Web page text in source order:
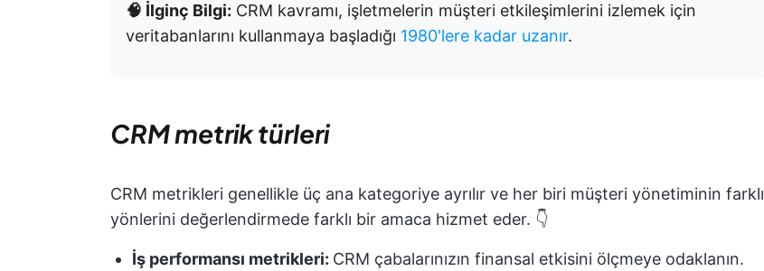
🧠 İlginç Bilgi: CRM kavramı, işletmelerin müşteri etkileşimlerini izlemek için
veritabanlarını kullanmaya başladığı 1980'lere kadar uzanır.
CRM metrik türleri
CRM metrikleri genellikle üç ana kategoriye ayrılır ve her biri müşteri yönetiminin farklı
yönlerini değerlendirmede farklı bir amaca hizmet eder. 👇
İş performansı metrikleri: CRM çabalarınızın finansal etkisini ölçmeye odaklanın.